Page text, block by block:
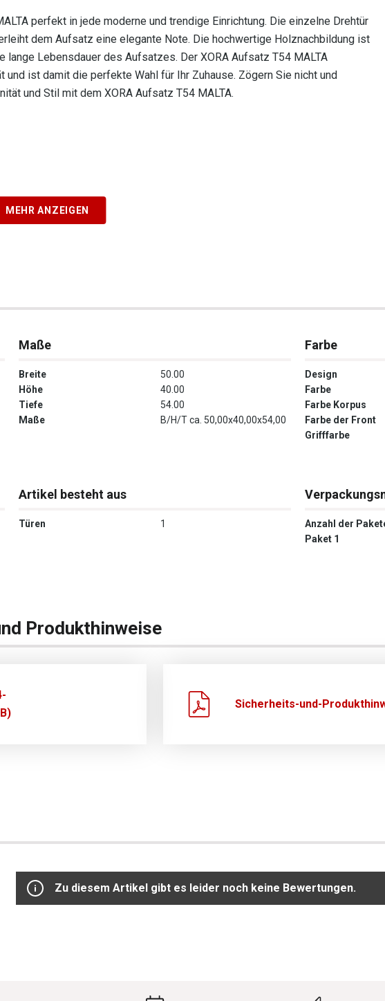
perfekt in jede moderne und trendige Einrichtung. Die einzelne Drehtür
dem Aufsatz eine elegante Note. Die hochwertige Holznachbildung ist
Lebensdauer des Aufsatzes. Der XORA Aufsatz T54 MALTA
ist damit die perfekte Wahl für Ihr Zuhause. Zögern Sie nicht und
und Stil mit dem XORA Aufsatz T54 MALTA.
MEHR ANZEIGEN
Maße
Breite
50.00
Höhe
40.00
Tiefe
54.00
Maße
B/H/T ca. 50,00x40,00x54,00
Farbe
Design
Farbe
Farbe Korpus
Farbe der Front
Grifffarbe
Artikel besteht aus
Türen 1 Anzahl der
Paket 1
Produkthinweise
Sicherheits-und-
Zu diesem Artikel gibt es leider noch keine Bewertungen.